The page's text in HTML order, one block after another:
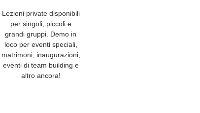
Lezioni private disponibili
per singoli, piccoli e
grandi gruppi. Demo in
loco per eventi speciali,
matrimoni, inaugurazioni,
eventi di team building e
altro ancora!